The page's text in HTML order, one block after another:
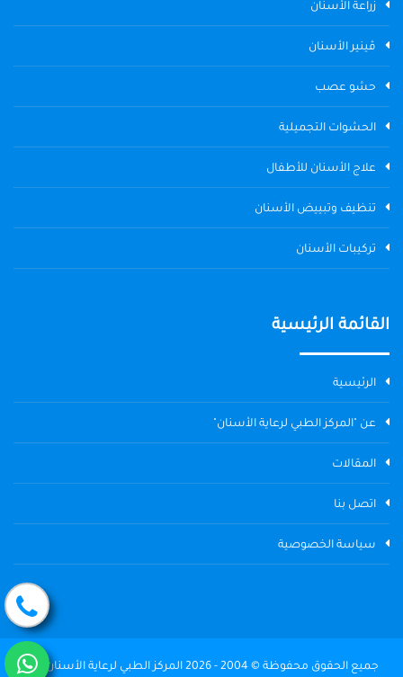
زراعة الأسنان
ڤينير الأسنان
حشو عصب
الحشوات التجميلية
علاج الأسنان للأطفال
تنظيف وتبييض الأسنان
تركيبات الأسنان
القائمة الرئيسية
الرئيسية
عن "المركز الطبي لرعاية الأسنان"
المقالات
اتصل بنا
سياسة الخصوصية
جميع الحقوق محفوظة © 2004 - 2026 المركز الطبي لرعاية الأسنان The